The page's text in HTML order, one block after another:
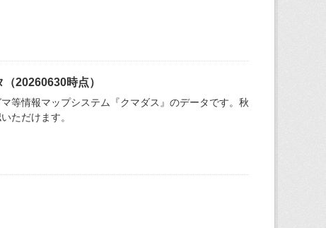
20260630時点）
等情報マップシステム『クマダス』のデータです。秋
ただけます。